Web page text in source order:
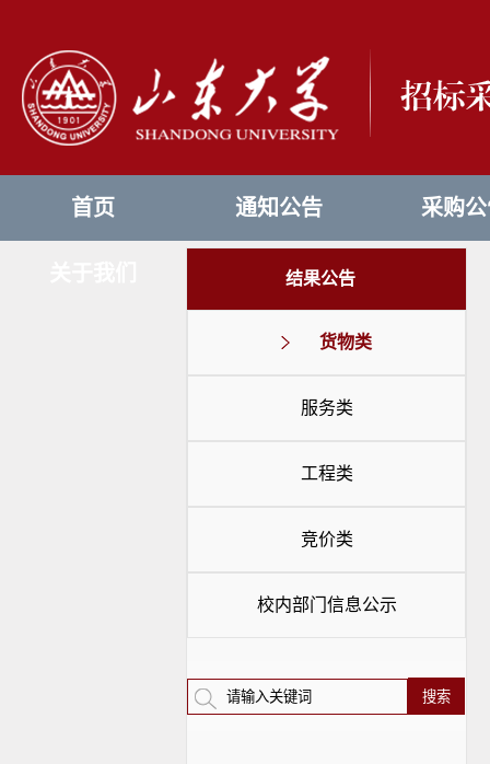
首页 通知公告 采购
结果公告
货物类
服务类
工程类
竞价类
校内部门信息公示